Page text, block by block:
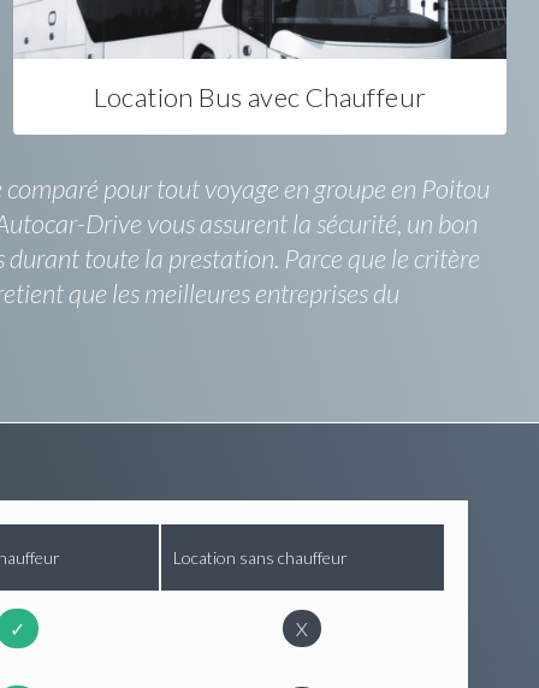
Location Bus avec Chauffeur
pour tout voyage en groupe en Poitou
Drive vous assurent la sécurité, un bon
toute la prestation. Parce que le critère
que les meilleures entreprises du
Location sans chauffeur
✓ X